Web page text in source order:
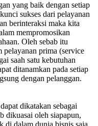
yang baik dengan setiap
sukses dari pelayanan
berinteraksi maka kita
mempromosikan
Oleh sebab itu
pelayanan prima (service
saah satu kebutuhan
ditanamkan pada setiap
dengan pelanggan.
dikatakan sebagai
dikuasai oleh siapapun,